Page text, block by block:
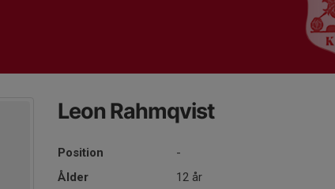
Leon Rahmqvist
Position
-
Ålder
12 år